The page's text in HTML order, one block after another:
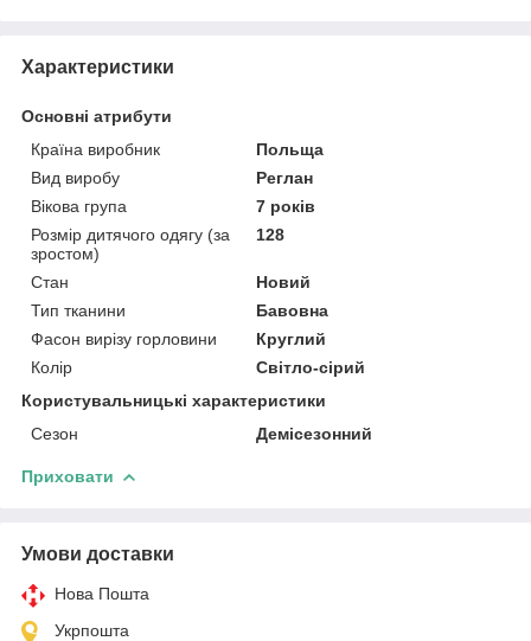
Характеристики
Основні атрибути
Країна виробник
Польща
Вид виробу
Реглан
Вікова група
7 років
Розмір дитячого одягу (за
зростом)
128
Стан
Новий
Тип тканини
Бавовна
Фасон вирізу горловини
Круглий
Колір
Світло-сірий
Користувальницькі характеристики
Сезон
Демісезонний
Приховати
Умови доставки
Нова Пошта
Укрпошта